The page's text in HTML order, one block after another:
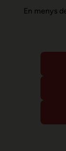
En menys